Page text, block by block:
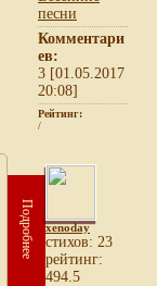
песни
Комментари
ев:
3 [01.05.2017
20:08]
Рейтинг:
/
Подробнее xenoday
cтихов: 23
рейтинг:
494.5